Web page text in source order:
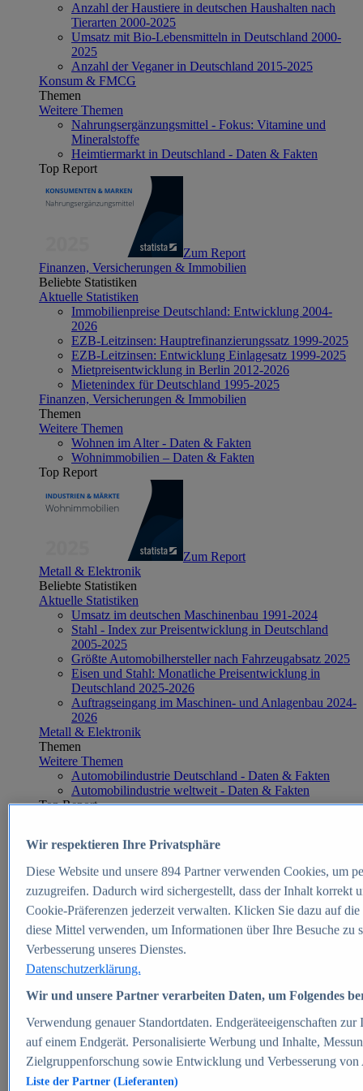
Anzahl der Haustiere in deutschen Haushalten nach
Tierarten 2000-2025
Umsatz mit Bio-Lebensmitteln in Deutschland 2000-
2025
Anzahl der Veganer in Deutschland 2015-2025
Konsum & FMCG
Themen
Weitere Themen
Nahrungsergänzungsmittel - Fokus: Vitamine und
Mineralstoffe
Heimtiermarkt in Deutschland - Daten & Fakten
Top Report
Zum Report
Finanzen, Versicherungen & Immobilien
Beliebte Statistiken
Aktuelle Statistiken
Immobilienpreise Deutschland: Entwicklung 2004-
2026
EZB-Leitzinsen: Hauptrefinanzierungssatz 1999-2025
EZB-Leitzinsen: Entwicklung Einlagesatz 1999-2025
Mietpreisentwicklung in Berlin 2012-2026
Mietenindex für Deutschland 1995-2025
Finanzen, Versicherungen & Immobilien
Themen
Weitere Themen
Wohnen im Alter - Daten & Fakten
Wohnimmobilien – Daten & Fakten
Top Report
Zum Report
Metall & Elektronik
Beliebte Statistiken
Aktuelle Statistiken
Umsatz im deutschen Maschinenbau 1991-2024
Stahl - Index zur Preisentwicklung in Deutschland
2005-2025
Größte Automobilhersteller nach Fahrzeugabsatz 2025
Eisen und Stahl: Monatliche Preisentwicklung in
Deutschland 2025-2026
Auftragseingang im Maschinen- und Anlagenbau 2024-
2026
Metall & Elektronik
Themen
Weitere Themen
Automobilindustrie Deutschland - Daten & Fakten
Automobilindustrie weltweit - Daten & Fakten
Top Report
Zum Report
E-commerce
Beliebte Statistiken
Aktuelle Statistiken
E-Commerce - Entwicklung des Umsatzes in
Deutschland 1999-2025
Umsatz von Amazon in Deutschland und weltweit
2010-2025
B2C-E-Commerce: Top-50 Online Shops in
Deutschland 2024
Marktanteile von Online-Zahlungsverfahren in
Deutschland 2024
Umsatzstarke Warengruppen im Online-Handel in
Deutschland 2023-2025
Wir respektieren Ihre Privatsphäre
Diese Website und unsere 894Partner verwenden Cookies, um
zuzugreifen. Dadurch wird sichergestellt, dass der Inhalt korrekt
Cookie-Präferenzen jederzeit verwalten. Klicken Sie dazu auf
diese Mittel verwenden, um Informationen über Ihre Besuche
Verbesserung unseres Dienstes.
Datenschutzerklärung.
Wir und unsere Partner verarbeiten Daten, um Folgendes
Verwendung genauer Standortdaten. Endgeräteeigenschaften
auf einem Endgerät. Personalisierte Werbung und Inhalte,
Zielgruppenforschung sowie Entwicklung und Verbesserung von
Liste der Partner (Lieferanten)